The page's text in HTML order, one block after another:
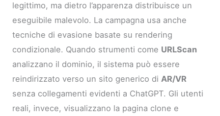
legittimo, ma dietro l’apparenza distribuisce un
eseguibile malevolo. La campagna usa anche
tecniche di evasione basate su rendering
condizionale. Quando strumenti come URLScan
analizzano il dominio, il sistema può essere
reindirizzato verso un sito generico diAR/VR
senza collegamenti evidenti a ChatGPT. Gli utenti
reali, invece, visualizzano la pagina clone e